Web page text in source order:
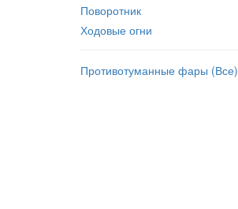
Поворотник
Ходовые огни
Противотуманные фары (Все)